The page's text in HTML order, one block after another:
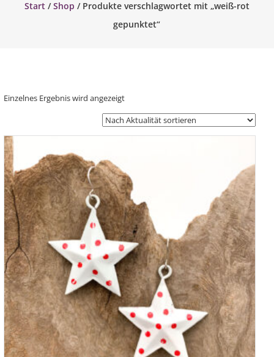
Start /Shop / Produkte verschlagwortet mit „weiß-rot
gepunktet“
Einzelnes Ergebnis wird angezeigt